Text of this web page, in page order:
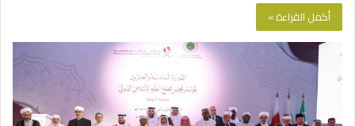
أكمل القراءة »